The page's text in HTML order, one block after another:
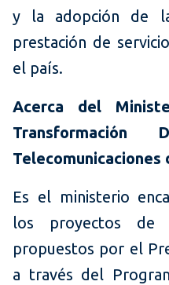
y la adopción de
prestación de
el país.
Acerca del
Telecomunicaciones
Es el ministerio
los proyectos de
propuestos por el
a través del